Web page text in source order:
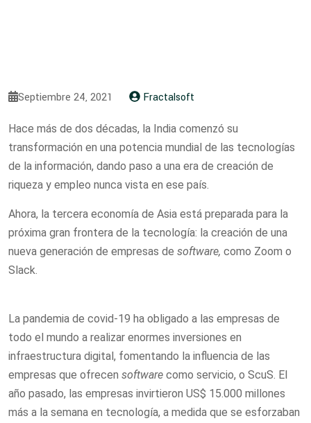
Septiembre 24, 2021 Fractalsoft
Hace más de dos décadas, la India comenzó su
transformación en una potencia mundial de las tecnologías
de la información, dando paso a una era de creación de
riqueza y empleo nunca vista en ese país.
Ahora, la tercera economía de Asia está preparada para la
próxima gran frontera de la tecnología: la creación de una
nueva generación de empresas de software, como Zoom o
Slack.
La pandemia de covid-19 ha obligado a las empresas de
todo el mundo a realizar enormes inversiones en
infraestructura digital, fomentando la influencia de las
empresas que ofrecen software como servicio, o ScuS. El
año pasado, las empresas invirtieron US$ 15.000 millones
más a la semana en tecnología, a medida que se esforzaban